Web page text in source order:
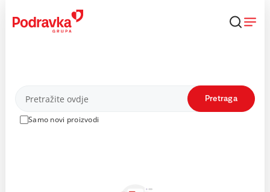
content
Proizvodi
Samo novi proizvodi
Pretraga